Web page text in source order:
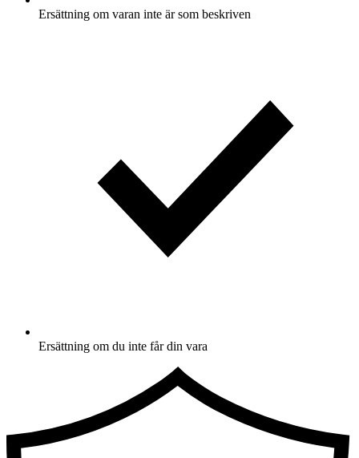
Ersättning om varan inte är som beskriven
Ersättning om du inte får din vara